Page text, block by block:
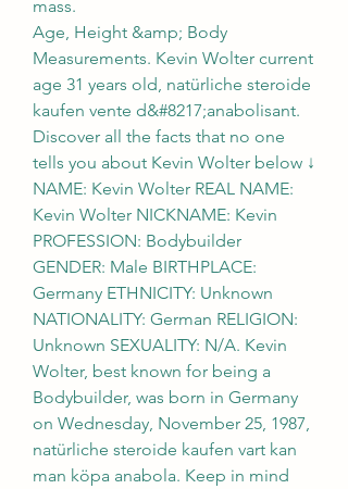
mass.
Age, Height &amp; Body
Measurements. Kevin Wolter current
age 31 years old, natürliche steroide
kaufen vente d&#8217;anabolisant.
Discover all the facts that no one
tells you about Kevin Wolter below ↓
NAME: Kevin Wolter REAL NAME:
Kevin Wolter NICKNAME: Kevin
PROFESSION: Bodybuilder
GENDER: Male BIRTHPLACE:
Germany ETHNICITY: Unknown
NATIONALITY: German RELIGION:
Unknown SEXUALITY: N/A. Kevin
Wolter, best known for being a
Bodybuilder, was born in Germany
on Wednesday, November 25, 1987,
natürliche steroide kaufen vart kan
man köpa anabola. Keep in mind